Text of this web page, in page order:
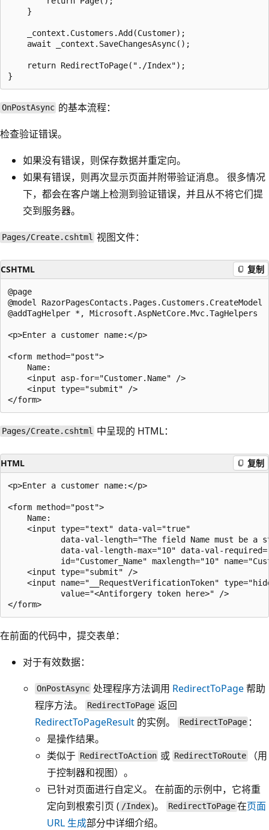
    }
    _context.Customers.Add(Customer);
    await _context.SaveChangesAsync();
    return RedirectToPage("./Index");
OnPostAsync 的基本流程：
检查验证错误。
如果没有错误，则保存数据并重定向。
如果有错误，则再次显示页面并附带验证消息。 很多情况
下，都会在客户端上检测到验证错误，并且从不将它们提
交到服务器。
Pages/Create.cshtml 视图文件：
CSHTML 复制
@page
@model RazorPagesContacts.Pages.Customers.CreateModel
@addTagHelper *, Microsoft.AspNetCore.Mvc.TagHelpers
<p>Enter a customer name:</p>
<form method="post">
    Name:
    <input asp-for="Customer.Name" />
    <input type="submit" />
Pages/Create.cshtml 中呈现的 HTML：
HTML 复制
<p>Enter a customer name:</p>
<form method="post">
    Name:
    <input type="text" data-val="true"
data-val-length="The field Name must be a
data-val-length-max="10" data-val-
id="Customer_Name" maxlength="10"
    <input type="submit" />
<input name="__RequestVerificationToken"
           value="<Antiforgery token here>" />
在前面的代码中，提交表单：
对于有效数据：
OnPostAsync 处理程序方法调用 RedirectToPage帮助
程序方法。
RedirectToPage 返回
RedirectToPageResult 的实例。 RedirectToPage ：
是操作结果。
类似于 RedirectToAction 或 RedirectToRoute
（用
于控制器和视图）。
已针对页面进行自定义。 在前面的示例中，它将重
定向到根索引页 ( /Index)。 RedirectToPage在页面
URL 生成部分中详细介绍。